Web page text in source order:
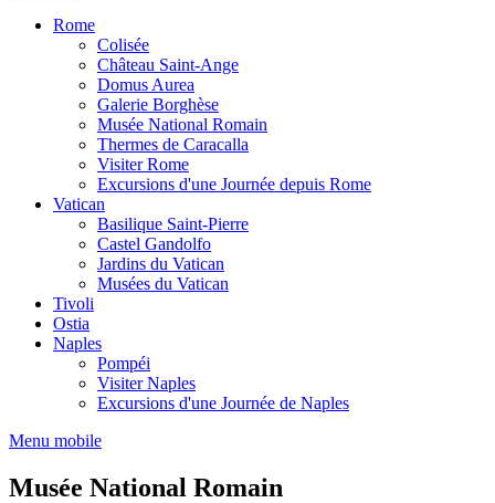
Rome
Colisée
Château Saint-Ange
Domus Aurea
Galerie Borghèse
Musée National Romain
Thermes de Caracalla
Visiter Rome
Excursions d'une Journée depuis Rome
Vatican
Basilique Saint-Pierre
Castel Gandolfo
Jardins du Vatican
Musées du Vatican
Tivoli
Ostia
Naples
Pompéi
Visiter Naples
Excursions d'une Journée de Naples
Menu mobile
Musée National Romain